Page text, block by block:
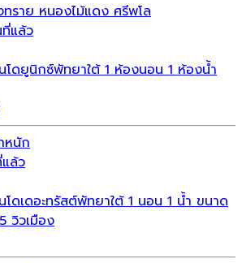
ราย หนองไม้แดง ศรีพโล
แล้ว
โดยูนิกซ์พัทยาใต้ 1 ห้องนอน 1 ห้องน้ำ
หนัก
ล้ว
โดเดอะทรัสต์พัทยาใต้ 1 นอน 1 น้ำ ขนาด
วิวเมือง